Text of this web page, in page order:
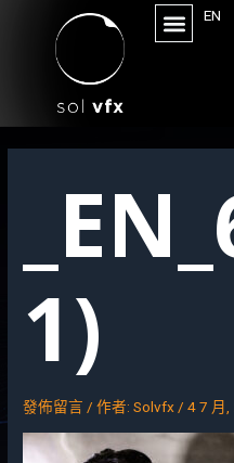
EN
1)
發佈留言 / 作者:Solvfx /4 7 月,